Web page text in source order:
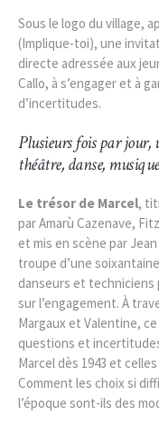
Sous le logo du village,
(Implique-toi), une
directe adressée aux
Callo, à s’engager et à
d’incertitudes.
Plusieurs fois par jour,
théâtre, danse,
Le trésor de Marcel,
par Amarù Cazenave,
et mis en scène par
troupe d’une
danseurs et
sur l’engagement. À
Margaux et Valentine,
questions et
Marcel dès 1943 et
Comment les choix si
l’époque sont-ils des